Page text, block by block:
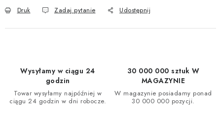
Druk Zadaj pytanie Udostępnij
Wysyłamy w ciągu 24
godzin
Towar wysyłamy najpóźniej w
ciągu 24 godzin w dni robocze.
30 000 000 sztuk W
MAGAZYNIE
W magazynie posiadamy ponad
30 000 000 pozycji.